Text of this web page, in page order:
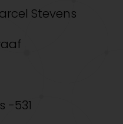
Stevens
-531